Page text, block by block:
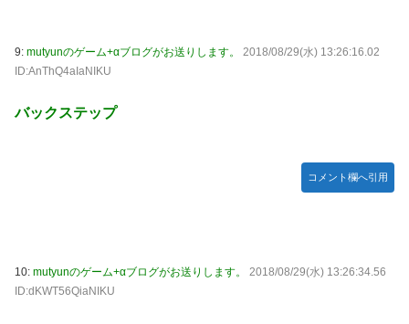
参政党・神谷代表、高市政権の食料品減税を「天下の愚策」
と一刀両断
福岡県議会「海外旅行じゃない、海外活動だ！」→視察費
2.65億円公開で再炎上ｗｗｗ
メトロイドプライム4 新品が2999円に…
9: mutyunのゲーム+αブログがお送りします。
2018/08/29(水) 13:26:16.02
ID:AnThQ4aIaNIKU
バックステップ
コメント欄へ引用
10: mutyunのゲーム+αブログがお送りします。
2018/08/29(水) 13:26:34.56
ID:dKWT56QiaNIKU